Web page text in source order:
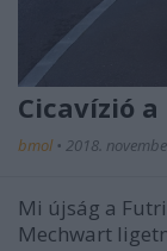
Cicavízió
bmol • 2018.
Mi újság a
Mechwart